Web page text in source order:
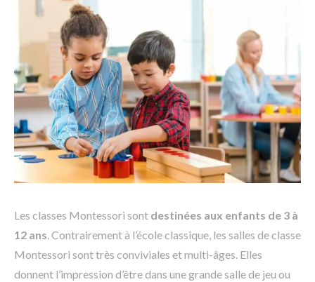
Les classes Montessori sont destinées aux enfants de 3 à
12 ans . Contrairement à l’école classique, les salles de classe
Montessori sont très conviviales et multi-âges. Elles
donnent l’impression d’être dans une grande salle de jeu ou